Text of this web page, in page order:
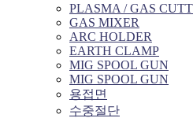
PLASMA / GAS
GAS MIXER
ARC HOLDER
EARTH CLAMP
MIG SPOOL GUN
MIG SPOOL GUN
용접면
수중절단